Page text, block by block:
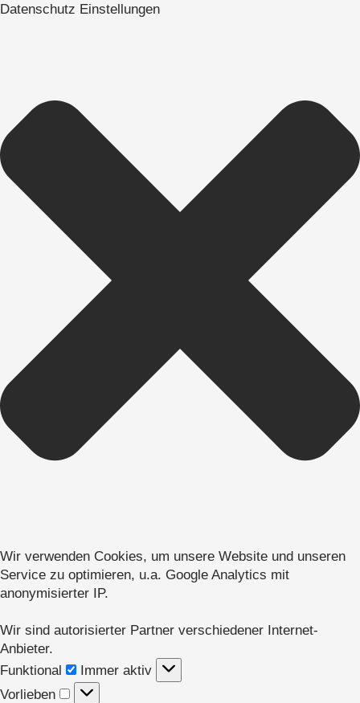
Datenschutz Einstellungen
Wir verwenden Cookies, um unsere Website und unseren
Service zu optimieren, u.a. Google Analytics mit
anonymisierter IP.
Wir sind autorisierter Partner verschiedener Internet-
Anbieter.
Funktional Funktional
Immer aktiv
Vorlieben
Vorlieben